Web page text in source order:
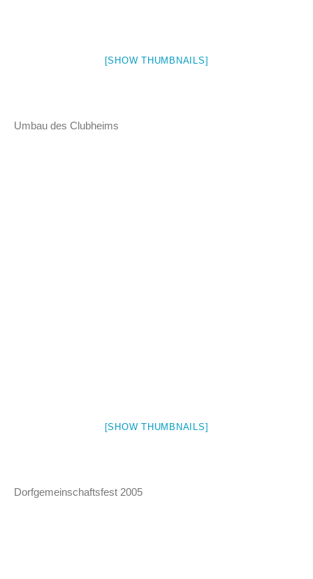
[SHOW THUMBNAILS]
Umbau des Clubheims
[SHOW THUMBNAILS]
Dorfgemeinschaftsfest 2005